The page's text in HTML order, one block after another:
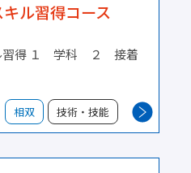
ル習得コース
習得 １ 学科 ２ 接着
相双 技術・技能